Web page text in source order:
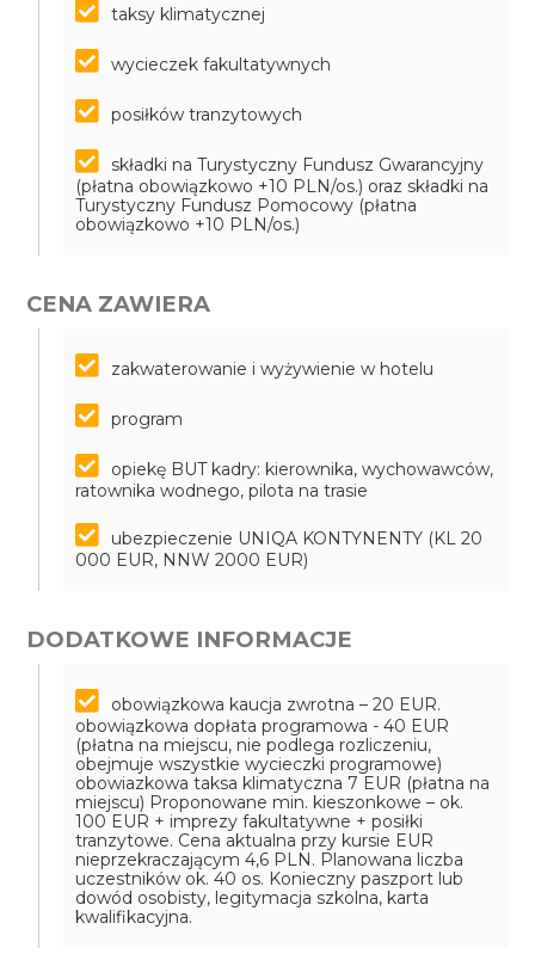
taksy klimatycznej
wycieczek fakultatywnych
posiłków tranzytowych
składki na Turystyczny Fundusz Gwarancyjny
(płatna obowiązkowo +10 PLN/os.) oraz składki na
Turystyczny Fundusz Pomocowy (płatna
obowiązkowo +10 PLN/os.)
CENA ZAWIERA
zakwaterowanie i wyżywienie w hotelu
program
opiekę BUT kadry: kierownika, wychowawców,
ratownika wodnego, pilota na trasie
ubezpieczenie UNIQA KONTYNENTY (KL 20
000 EUR, NNW 2000 EUR)
DODATKOWE INFORMACJE
obowiązkowa kaucja zwrotna – 20 EUR.
obowiązkowa dopłata programowa - 40 EUR
(płatna na miejscu, nie podlega rozliczeniu,
obejmuje wszystkie wycieczki programowe)
obowiazkowa taksa klimatyczna 7 EUR (płatna na
miejscu) Proponowane min. kieszonkowe – ok.
100 EUR + imprezy fakultatywne + posiłki
tranzytowe. Cena aktualna przy kursie EUR
nieprzekraczającym 4,6 PLN. Planowana liczba
uczestników ok. 40 os. Konieczny paszport lub
dowód osobisty, legitymacja szkolna, karta
kwalifikacyjna.